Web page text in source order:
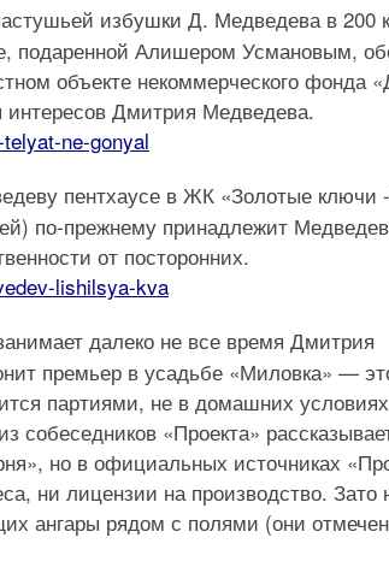
избушки Д. Медведева в 200
подаренной Алишером Усмановым,
объекте некоммерческого фонда
Дмитрия Медведева.
ne-gonyal
пентхаусе в ЖК «Золотые ключи
по-прежнему принадлежит
от посторонних.
lishilsya-kva
далеко не все время Дмитрия
премьер в усадьбе «Миловка» —
партиями, не в домашних
собеседников «Проекта»
но в официальных источниках
ни лицензии на производство. Зато
ангары рядом с полями (они